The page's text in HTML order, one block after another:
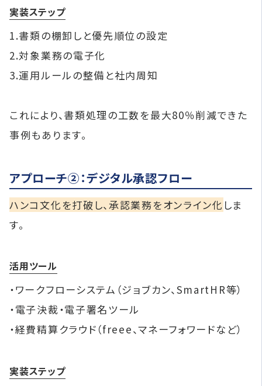
実装ステップ
1.書類の棚卸しと優先順位の設定
2.対象業務の電子化
3.運用ルールの整備と社内周知
これにより、書類処理の工数を最大80％削減できた
事例もあります。
アプローチ②：デジタル承認フロー
ハンコ文化を打破し、承認業務をオンライン化 しま
す。
活用ツール
・ワークフローシステム（ジョブカン、SmartHR等）
・電子決裁・電子署名ツール
・経費精算クラウド（freee、マネーフォワードなど）
実装ステップ